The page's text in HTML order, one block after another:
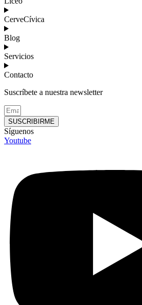
CerveCívica
Blog
Servicios
Contacto
Suscríbete a nuestra newsletter
SUSCRIBIRME
Síguenos
Youtube